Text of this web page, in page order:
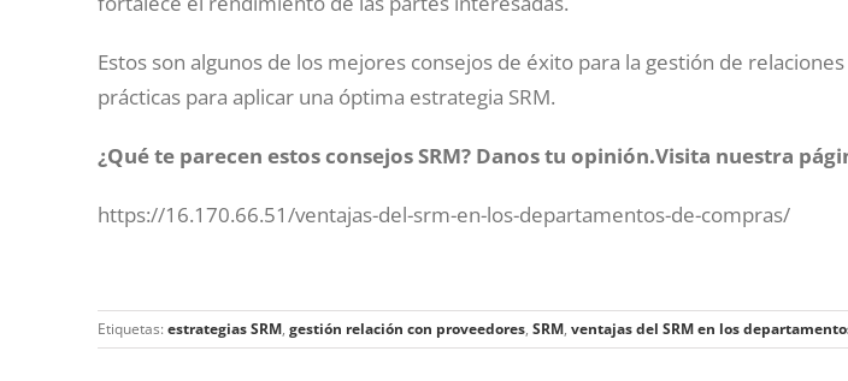
Estos son algunos de los mejores consejos de éxito para la gestión de
prácticas para aplicar una óptima estrategia SRM.
¿Qué te parecen estos consejos SRM? Danos tu opinión.Visita nuestra
https://16.170.66.51/ventajas-del-srm-en-los-departamentos-de-compras/
Etiquetas: estrategias SRM, gestión relación con proveedores, SRM, ventajas del SRM en los